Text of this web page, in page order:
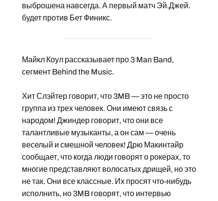
выброшена навсегда. А первый матч Эй.Джей.
будет против Бет Финикс.
Майкл Коул рассказывает про 3 Man Band,
сегмент Behind the Music.
Хит Слэйтер говорит, что 3MB — это не просто
группа из трех человек. Они имеют связь с
народом! Джиндер говорит, что они все
талантливые музыканты, а он сам — очень
веселый и смешной человек! Дрю Макинтайр
сообщает, что когда люди говорят о рокерах, то
многие представляют волосатых дрищей, но это
не так. Они все классные. Их просят что-нибудь
исполнить, но 3MB говорят, что интервью